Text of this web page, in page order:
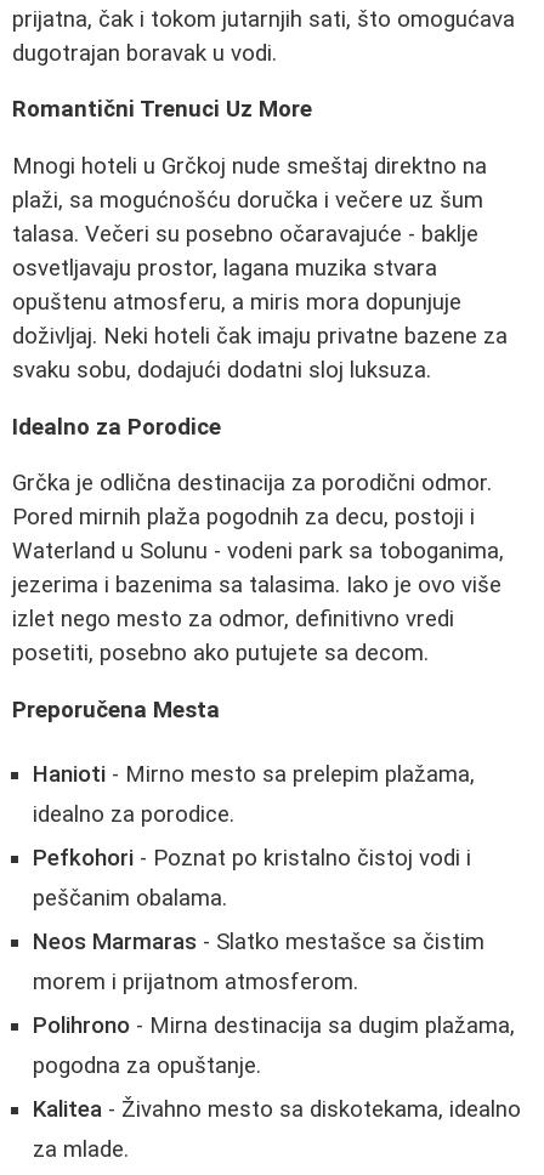
prijatna, čak i tokom jutarnjih sati, što omogućava
dugotrajan boravak u vodi.
Romantični Trenuci Uz More
Mnogi hoteli u Grčkoj nude smeštaj direktno na
plaži, sa mogućnošću doručka i večere uz šum
talasa. Večeri su posebno očaravajuće - baklje
osvetljavaju prostor, lagana muzika stvara
opuštenu atmosferu, a miris mora dopunjuje
doživljaj. Neki hoteli čak imaju privatne bazene za
svaku sobu, dodajući dodatni sloj luksuza.
Idealno za Porodice
Grčka je odlična destinacija za porodični odmor.
Pored mirnih plaža pogodnih za decu, postoji i
Waterland u Solunu - vodeni park sa toboganima,
jezerima i bazenima sa talasima. Iako je ovo više
izlet nego mesto za odmor, definitivno vredi
posetiti, posebno ako putujete sa decom.
Preporučena Mesta
Hanioti - Mirno mesto sa prelepim plažama,
idealno za porodice.
Pefkohori - Poznat po kristalno čistoj vodi i
peščanim obalama.
Neos Marmaras - Slatko mestašce sa čistim
morem i prijatnom atmosferom.
Polihrono - Mirna destinacija sa dugim plažama,
pogodna za opuštanje.
Kalitea - Živahno mesto sa diskotekama, idealno
za mlade.